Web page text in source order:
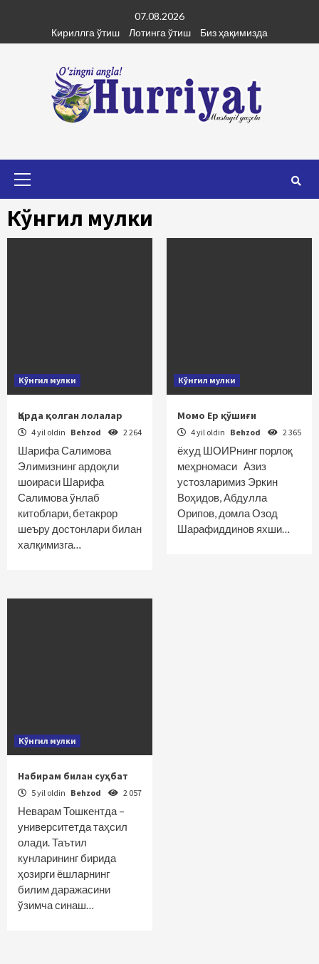
content
07.08.2026
Кириллга ўтиш
Лотинга ўтиш Биз ҳақимизда
Кўнгил мулки
Кўнгил мулки
Қорда қолган лолалар
4 yil oldin Behzod 2 264
Шарифа Салимова
Элимизнинг ардоқли
шоираси Шарифа
Салимова ўнлаб
китоблари, бетакрор
шеъру дос­тонлари билан
халқимизга…
Кўнгил мулки
Момо Ер қўшиғи
4 yil oldin Behzod 2 365
ёхуд ШОИРнинг порлоқ
меҳрномаси Азиз
устозларимиз Эркин
Воҳидов, Абдулла
Орипов, домла Озод
Шарафиддинов яхши…
Кўнгил мулки
Набирам билан суҳбат
5 yil oldin Behzod 2 057
Неварам Тошкентда –
университетда таҳсил
олади. Таътил
кунларининг бирида
ҳозирги ёшларнинг
билим даражасини
ўзимча синаш…